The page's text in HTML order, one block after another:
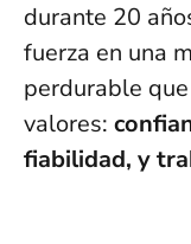
durante 20
fuerza en una
perdurable
valores:
fiabilidad, y